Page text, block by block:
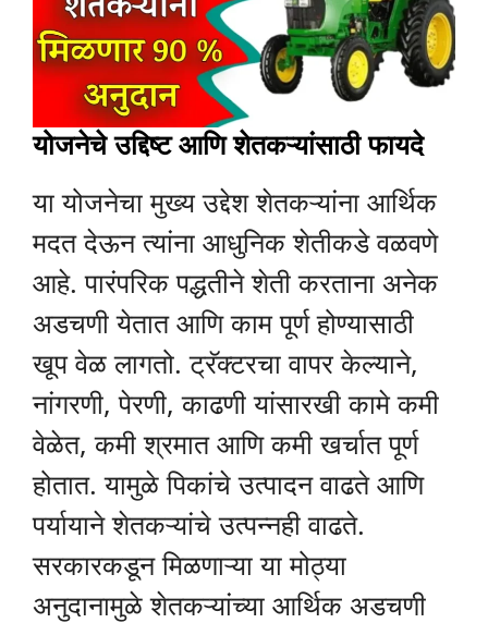
योजनेचे उद्दिष्ट आणि शेतकऱ्यांसाठी फायदे
या योजनेचा मुख्य उद्देश शेतकऱ्यांना आर्थिक
मदत देऊन त्यांना आधुनिक शेतीकडे वळवणे
आहे. पारंपरिक पद्धतीने शेती करताना अनेक
अडचणी येतात आणि काम पूर्ण होण्यासाठी
खूप वेळ लागतो. ट्रॅक्टरचा वापर केल्याने,
नांगरणी, पेरणी, काढणी यांसारखी कामे कमी
वेळेत, कमी श्रमात आणि कमी खर्चात पूर्ण
होतात. यामुळे पिकांचे उत्पादन वाढते आणि
पर्यायाने शेतकऱ्यांचे उत्पन्नही वाढते.
सरकारकडून मिळणाऱ्या या मोठ्या
अनुदानामुळे शेतकऱ्यांच्या आर्थिक अडचणी